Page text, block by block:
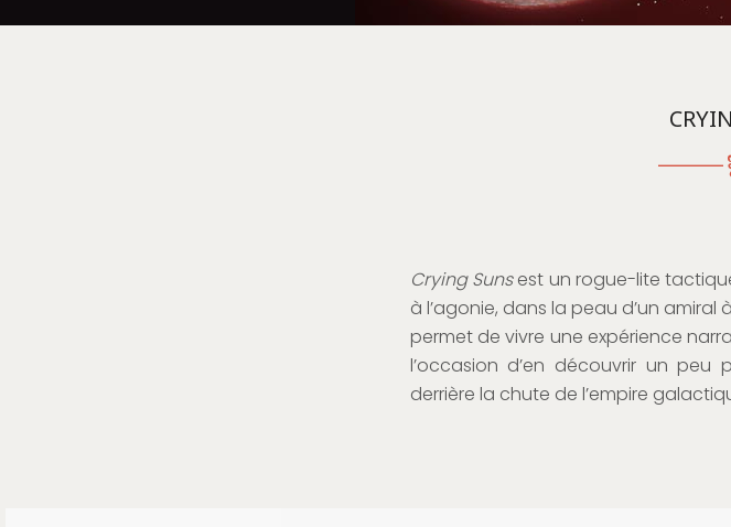
Crying Sunsest un rogue-lite
à l’agonie, dans la peau d’un amiral
permet de vivre une expérience
l’occasion d’en découvrir un
derrière la chute de l’empire